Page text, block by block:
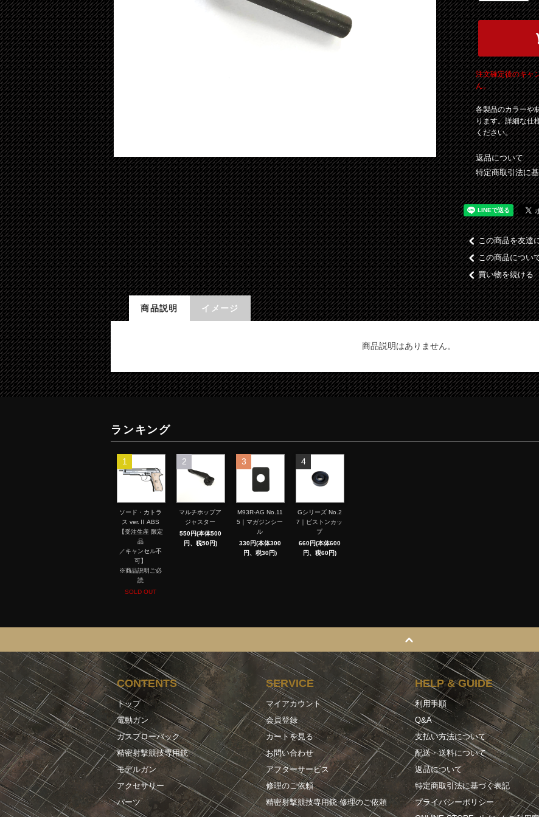
注文確定後のキャ
ん。
各製品のカラーや
ります。詳細な仕
ください。
返品について
特定商取引法に
この商品を友達
この商品につい
買い物を続ける
商品説明 イメージ
商品説明はありません。
ランキング
1
ソード・カトラ
ス ver.Ⅱ ABS
【受注生産 限定
品
／キャンセル不
可】
※商品説明ご必
読
SOLD OUT
2
マルチホップア
ジャスター
550円(本体500
円、税50円)
3
M93R-AG No.11
5｜マガジンシー
ル
330円(本体300
円、税30円)
4
Gシリーズ No.2
7｜ピストンカッ
プ
660円(本体600
円、税60円)
CONTENTS
トップ
電動ガン
ガスブローバック
精密射撃競技専用銃
モデルガン
アクセサリー
パーツ
SERVICE
マイアカウント
会員登録
カートを見る
お問い合わせ
アフターサービス
修理のご依頼
精密射撃競技専用銃 修理のご依頼
HELP & GUIDE
利用手順
Q&A
支払い方法について
配送・送料について
返品について
特定商取引法に基づく表記
プライバシーポリシー